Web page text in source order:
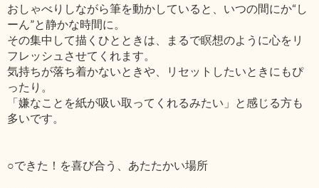
おしゃべりしながら筆を動かしていると、いつの間にか“し
ーん”と静かな時間に。
その集中して描くひとときは、まるで瞑想のように心をリ
フレッシュさせてくれます。
気持ちが落ち着かないときや、リセットしたいときにもぴ
ったり。
「嫌なことを紙が吸い取ってくれるみたい」と感じる方も
多いです。
○できた！を喜び合う、あたたかい場所